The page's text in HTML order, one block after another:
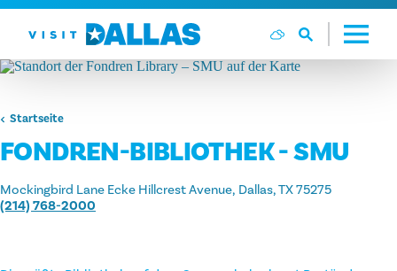
Zum Inhalt springen
Startseite
FONDREN-BIBLIOTHEK - SMU
Mockingbird Lane Ecke Hillcrest Avenue Dallas, TX 75275
(214) 768-2000